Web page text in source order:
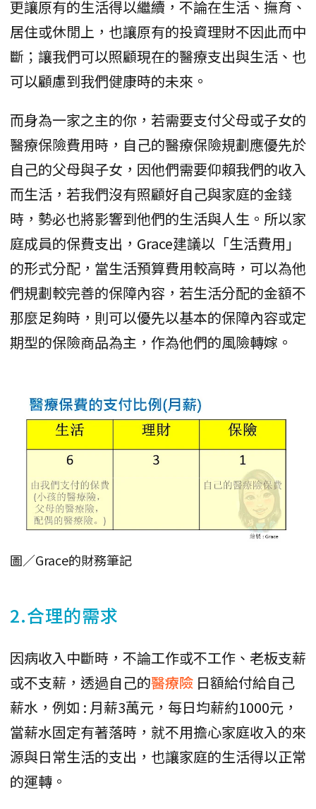
更讓原有的生活得以繼續，不論在生活、撫育、
居住或休閒上，也讓原有的投資理財不因此而中
斷；讓我們可以照顧現在的醫療支出與生活、也
可以顧慮到我們健康時的未來。
而身為一家之主的你，若需要支付父母或子女的
醫療保險費用時，自己的醫療保險規劃應優先於
自己的父母與子女，因他們需要仰賴我們的收入
而生活，若我們沒有照顧好自己與家庭的金錢
時，勢必也將影響到他們的生活與人生。所以家
庭成員的保費支出，Grace建議以「生活費用」
的形式分配，當生活預算費用較高時，可以為他
們規劃較完善的保障內容，若生活分配的金額不
那麼足夠時，則可以優先以基本的保障內容或定
期型的保險商品為主，作為他們的風險轉嫁。
圖／Grace的財務筆記
2.合理的需求
因病收入中斷時，不論工作或不工作、老板支薪
或不支薪，透過自己的醫療險 日額給付給自己
薪水，例如 : 月薪3萬元，每日均薪約1000元，
當薪水固定有著落時，就不用擔心家庭收入的來
源與日常生活的支出，也讓家庭的生活得以正常
的運轉。